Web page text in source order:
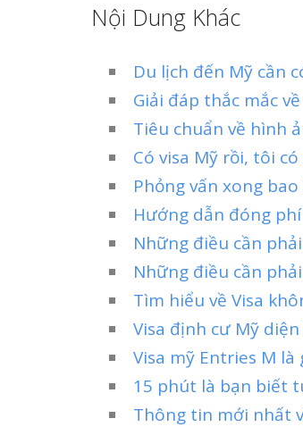
Nội Dung Khác
Du lịch đến Mỹ cần
Giải đáp thắc mắc
Tiêu chuẩn về hình
Có visa Mỹ rồi, tôi
Phỏng vấn xong
Hướng dẫn đóng
Những điều cần
Những điều cần
Tìm hiểu về Visa
Visa định cư Mỹ
Visa mỹ Entries M là
15 phút là bạn biết
Thông tin mới nhất